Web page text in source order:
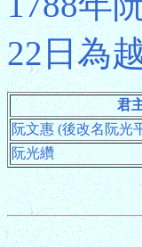
22日為
君
阮文惠 (後改名阮光
阮光纘